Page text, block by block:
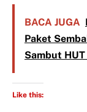
BACA JUGA
Paket
Sambut
Like this: